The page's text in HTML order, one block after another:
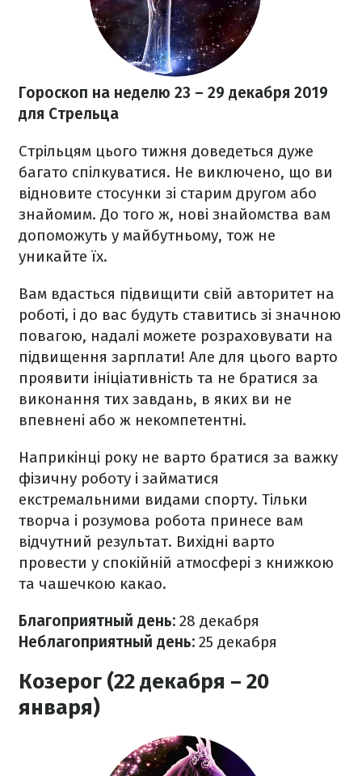
Гороскоп на неделю 23 – 29 декабря 2019
для Стрельца
Стрільцям цього тижня доведеться дуже
багато спілкуватися. Не виключено, що ви
відновите стосунки зі старим другом або
знайомим. До того ж, нові знайомства вам
допоможуть у майбутньому, тож не
уникайте їх.
Вам вдасться підвищити свій авторитет на
роботі, і до вас будуть ставитись зі значною
повагою, надалі можете розраховувати на
підвищення зарплати! Але для цього варто
проявити ініціативність та не братися за
виконання тих завдань, в яких ви не
впевнені або ж некомпетентні.
Наприкінці року не варто братися за важку
фізичну роботу і займатися
екстремальними видами спорту. Тільки
творча і розумова робота принесе вам
відчутний результат. Вихідні варто
провести у спокійній атмосфері з книжкою
та чашечкою какао.
Благоприятный день: 28 декабря
Неблагоприятный день: 25 декабря
Козерог (22 декабря – 20
января)